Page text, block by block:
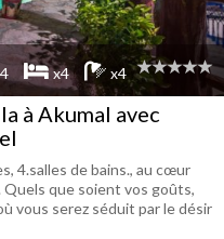
x4 x4
à Akumal avec
4.salles de bains., au cœur
Quels que soient vos goûts,
vous serez séduit par le désir